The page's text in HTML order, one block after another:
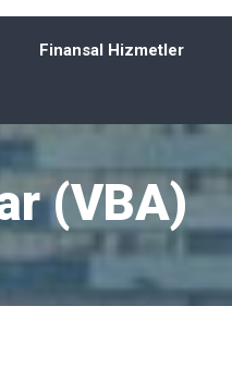
Finansal Hizmetler
(VBA)